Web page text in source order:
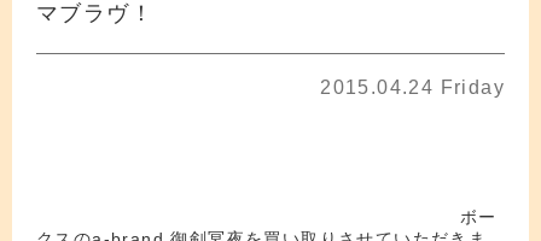
マブラヴ！
2015.04.24 Friday
ボー